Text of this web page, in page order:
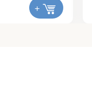
+